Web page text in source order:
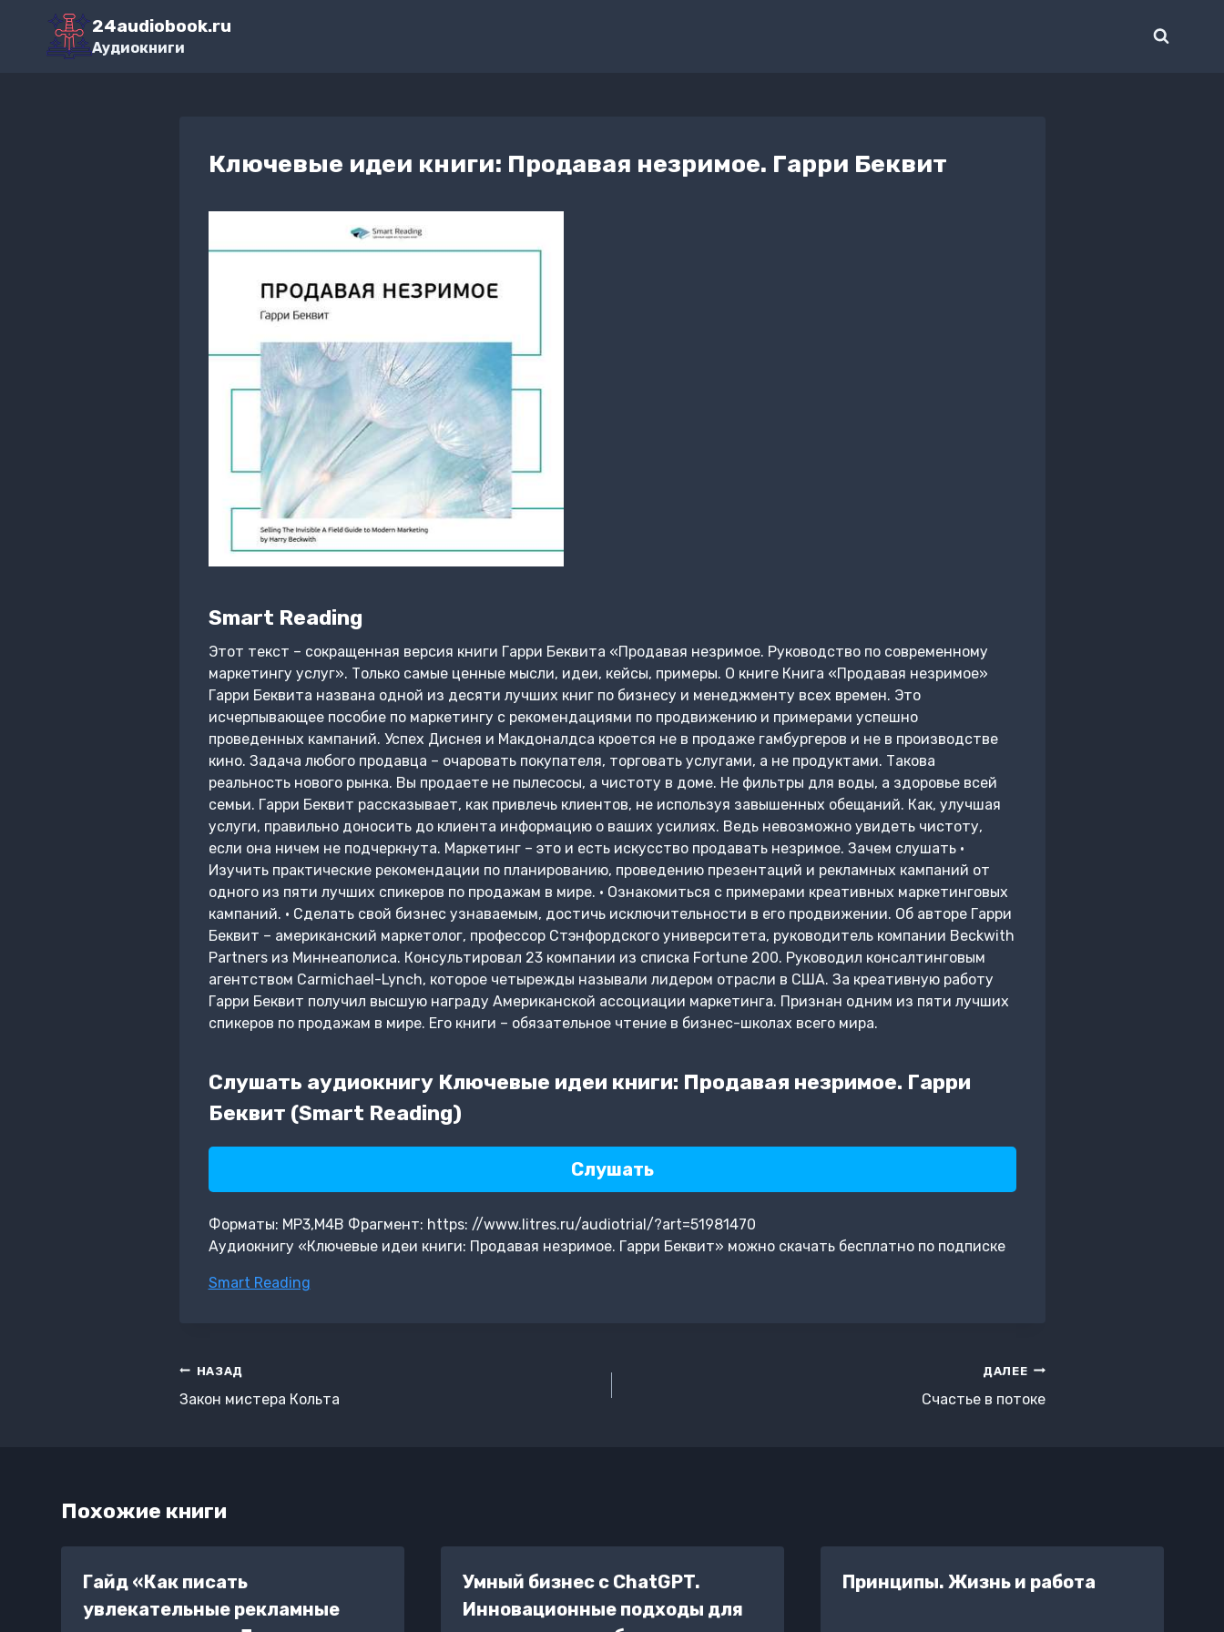
Перейти
содержимому
24audiobook.ru
Аудиокниги
Ключевые идеи книги: Продавая незримое. Гарри Беквит
Smart Reading
Этот текст – сокращенная версия книги Гарри Беквита «Продавая незримое. Руководство по современному
маркетингу услуг». Только самые ценные мысли, идеи, кейсы, примеры. О книге Книга «Продавая незримое»
Гарри Беквита названа одной из десяти лучших книг по бизнесу и менеджменту всех времен. Это
исчерпывающее пособие по маркетингу с рекомендациями по продвижению и примерами успешно
проведенных кампаний. Успех Диснея и Макдоналдса кроется не в продаже гамбургеров и не в производстве
кино. Задача любого продавца – очаровать покупателя, торговать услугами, а не продуктами. Такова
реальность нового рынка. Вы продаете не пылесосы, а чистоту в доме. Не фильтры для воды, а здоровье всей
семьи. Гарри Беквит рассказывает, как привлечь клиентов, не используя завышенных обещаний. Как, улучшая
услуги, правильно доносить до клиента информацию о ваших усилиях. Ведь невозможно увидеть чистоту,
если она ничем не подчеркнута. Маркетинг – это и есть искусство продавать незримое. Зачем слушать •
Изучить практические рекомендации по планированию, проведению презентаций и рекламных кампаний от
одного из пяти лучших спикеров по продажам в мире. • Ознакомиться с примерами креативных маркетинговых
кампаний. • Сделать свой бизнес узнаваемым, достичь исключительности в его продвижении. Об авторе Гарри
Беквит – американский маркетолог, профессор Стэнфордского университета, руководитель компании Beckwith
Partners из Миннеаполиса. Консультировал 23 компании из списка Fortune 200. Руководил консалтинговым
агентством Carmichael-Lynch, которое четырежды называли лидером отрасли в США. За креативную работу
Гарри Беквит получил высшую награду Американской ассоциации маркетинга. Признан одним из пяти лучших
спикеров по продажам в мире. Его книги – обязательное чтение в бизнес-школах всего мира.
Слушать аудиокнигу Ключевые идеи книги: Продавая незримое. Гарри
Беквит (Smart Reading)
Слушать
Форматы: MP3,M4B Фрагмент: https: //www.litres.ru/audiotrial/?art=51981470
Аудиокнигу «Ключевые идеи книги: Продавая незримое. Гарри Беквит» можно скачать бесплатно по подписке
Метки
Smart Reading
Навигация
по
НАЗАД
Закон мистера Кольта
ДАЛЕЕ
Счастье в потоке
Похожие книги
Гайд «Как писать
увлекательные рекламные
Умный бизнес с ChatGPT.
Инновационные подходы для
Принципы. Жизнь и работа